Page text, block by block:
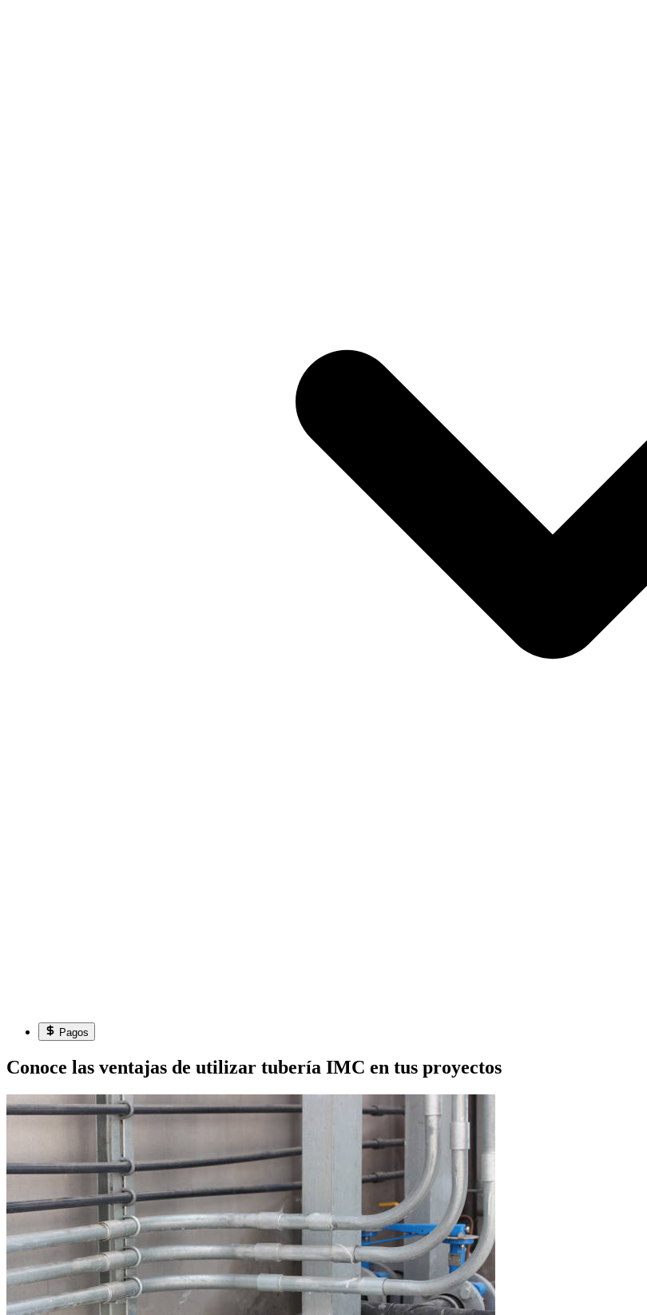
Pagos
Conoce las ventajas de utilizar tubería IMC en tus proyectos